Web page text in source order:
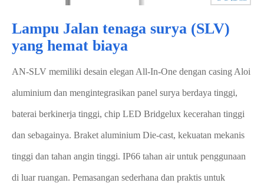
Lampu Jalan tenaga surya (SLV)
yang hemat biaya
AN-SLV memiliki desain elegan All-In-One dengan casing Aloi
aluminium dan mengintegrasikan panel surya berdaya tinggi,
baterai berkinerja tinggi, chip LED Bridgelux kecerahan tinggi
dan sebagainya. Braket aluminium Die-cast, kekuatan mekanis
tinggi dan tahan angin tinggi. IP66 tahan air untuk penggunaan
di luar ruangan. Pemasangan sederhana dan praktis untuk